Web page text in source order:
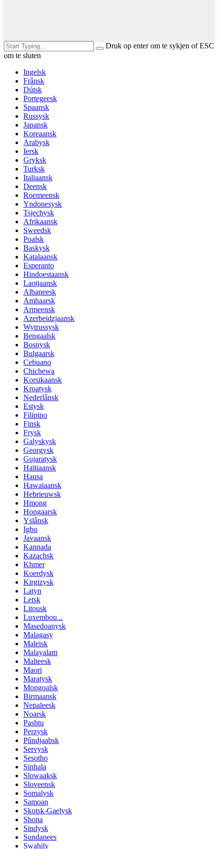
Druk op enter om te sykjen of ESC
om te sluten
Ingelsk
Frânsk
Dútsk
Portegeesk
Spaansk
Russysk
Japansk
Koreaansk
Arabysk
Iersk
Gryksk
Turksk
Italiaansk
Deensk
Roemeensk
Yndonesysk
Tsjechysk
Afrikaansk
Sweedsk
Poalsk
Baskysk
Katalaansk
Esperanto
Hindoestaansk
Laotjaansk
Albaneesk
Amhaarsk
Armeensk
Azerbeidzjaansk
Wytrussysk
Bengaalsk
Bosnysk
Bulgaarsk
Cebuano
Chichewa
Korsikaansk
Kroatysk
Nederlânsk
Estysk
Filipino
Finsk
Frysk
Galyskysk
Georgysk
Gujaratysk
Haïtiaansk
Hausa
Hawaïaansk
Hebrieuwsk
Hmong
Hongaarsk
Yslânsk
Igbo
Javaansk
Kannada
Kazachsk
Khmer
Koerdysk
Kirgizysk
Latyn
Letsk
Litousk
Luxembou ..
Masedoanysk
Malagasy
Maleisk
Malayalam
Malteesk
Maori
Maratysk
Mongoalsk
Birmaansk
Nepaleesk
Noarsk
Pashtu
Perzysk
Pûndjaabsk
Servysk
Sesotho
Sinhala
Slowaaksk
Sloveensk
Somalysk
Samoan
Skotsk-Gaelysk
Shona
Sindysk
Sundanees
Swahily